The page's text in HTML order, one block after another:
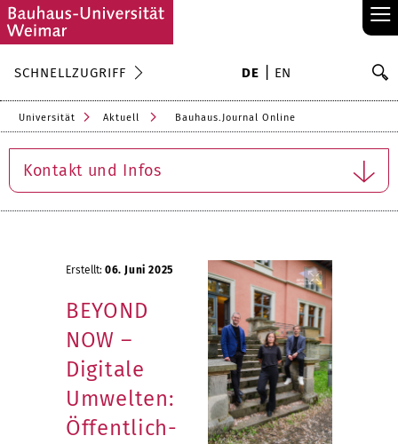
≡
SCHNELLZUGRIFF DE EN
Universität Aktuell Bauhaus.Journal Online
Kontakt und Infos
Erstellt: 06. Juni 2025
BEYOND
NOW –
Digitale
Umwelten:
Öffentlich-